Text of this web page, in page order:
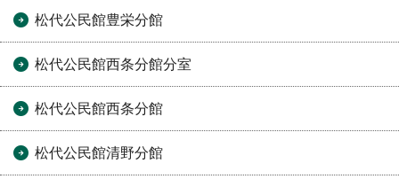
松代公民館豊栄分館
松代公民館西条分館分室
松代公民館西条分館
松代公民館清野分館